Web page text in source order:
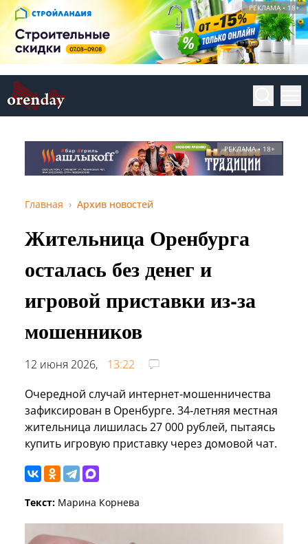
РЕКЛАМА • 18+
РЕКЛАМА • 18+
Главная Архив новостей
Жительница Оренбурга
осталась без денег и
игровой приставки из-за
мошенников
12 июня 2026,
13:22
Очередной случай интернет‑мошенничества
зафиксирован в Оренбурге. 34‑летняя местная
жительница лишилась 27 000 рублей, пытаясь
купить игровую приставку через домовой чат.
Текст: Марина Корнева